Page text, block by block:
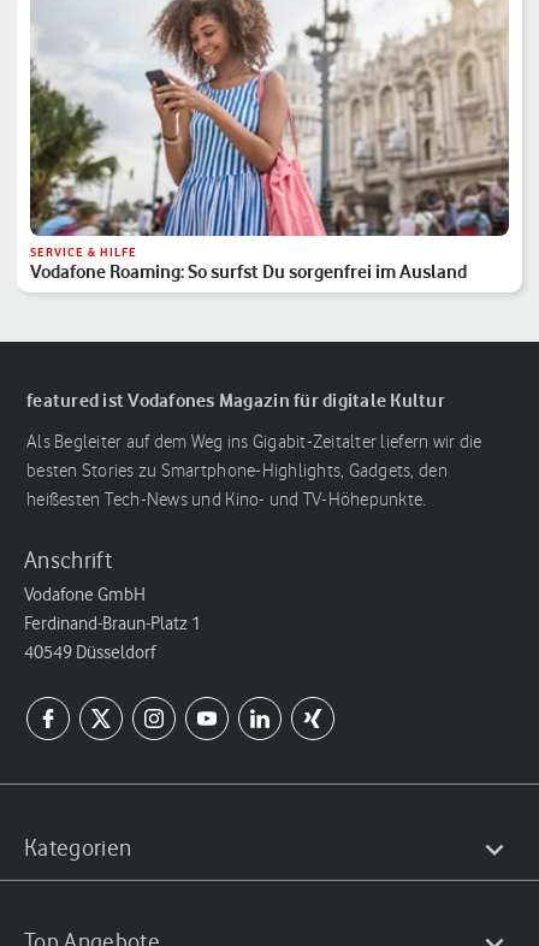
SERVICE & HILFE
Vodafone Roaming: So surfst Du sorgenfrei im Ausland
featured ist Vodafones Magazin für digitale Kultur
Als Begleiter auf dem Weg ins Gigabit-Zeitalter liefern wir die
besten Stories zu Smartphone-Highlights, Gadgets, den
heißesten Tech-News und Kino- und TV-Höhepunkte.
Anschrift
Vodafone GmbH
Ferdinand-Braun-Platz 1
40549 Düsseldorf
Kategorien